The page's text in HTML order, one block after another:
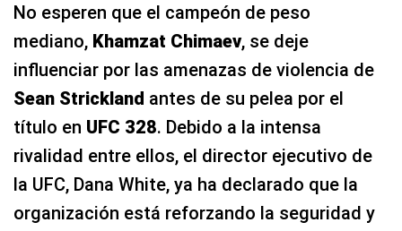
No esperen que el campeón de peso
mediano, Khamzat Chimaev, se deje
influenciar por las amenazas de violencia de
Sean Strickland antes de su pelea por el
título en UFC 328. Debido a la intensa
rivalidad entre ellos, el director ejecutivo de
la UFC, Dana White, ya ha declarado que la
organización está reforzando la seguridad y